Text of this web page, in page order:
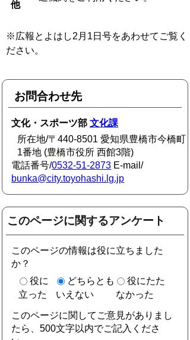
他
※広報とよはし2月1日号をあわせてご覧く
ださい。
お問合わせ先
文化・スポーツ部文化課
所在地/〒440-8501 愛知県豊橋市今橋町
1番地 (豊橋市役所 西館3階)
電話番号/0532-51-2873 E-mail/
bunka@city.toyohashi.lg.jp
このページに関するアンケート
このページの情報は役に立ちました
か？
役に
立った
どちらとも
いえない
役にたた
なかった
このページに関してご意見がありまし
たら、500文字以内でご記入くださ